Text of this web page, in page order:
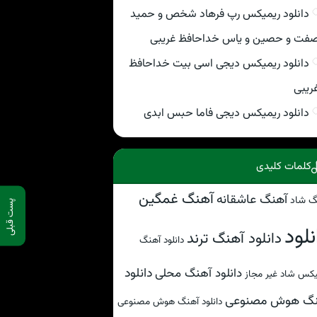
پست قبلی
دانلود ریمیکس رپ فرهاد شخص و حمید
و حصین و یاس خداحافظ غریبی
دانلود ریمیکس دیجی اسی بیت خداحافظ
دانلود ریمیکس دیجی فاما حبس ابدی
کلمات کلیدی
شادآهنگ عاشقانهآهنگ غمگین
دانلود آهنگ ترند دانلود آهنگ
شاد غیر مجاز دانلود آهنگ محلیدانلود
هوش مصنوعی دانلود آهنگ هوش مصنوعی